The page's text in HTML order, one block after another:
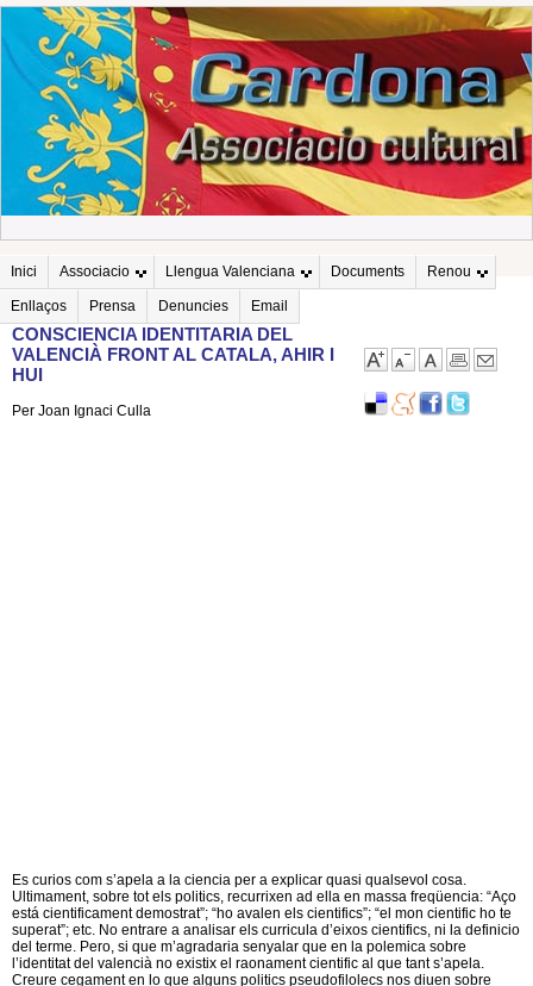
Inici Associacio Llengua Valenciana Documents Renou
Enllaços Prensa Denuncies Email
CONSCIENCIA IDENTITARIA DEL
VALENCIÀ FRONT AL CATALA, AHIR I
HUI
Per Joan Ignaci Culla
Es curios com s’apela a la ciencia per a explicar quasi qualsevol cosa.
Ultimament, sobre tot els politics, recurrixen ad ella en massa freqüencia: “Aço
está cientificament demostrat”; “ho avalen els cientifics”; “el mon cientific ho te
superat”; etc. No entrare a analisar els curricula d’eixos cientifics, ni la definicio
del terme. Pero, si que m’agradaria senyalar que en la polemica sobre
l’identitat del valencià no existix el raonament cientific al que tant s’apela.
Creure cegament en lo que alguns politics pseudofilolecs nos diuen sobre